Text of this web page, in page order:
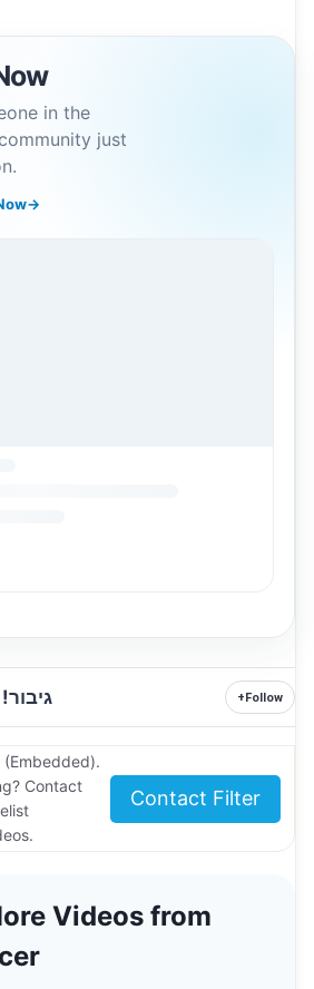
in the
just
→
Gibor - !גיבור +Follow
(Embedded).
Contact
Contact Filter
Videos from